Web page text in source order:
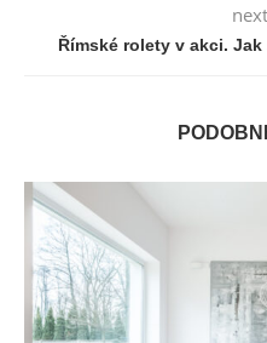
Římské rolety v akci.